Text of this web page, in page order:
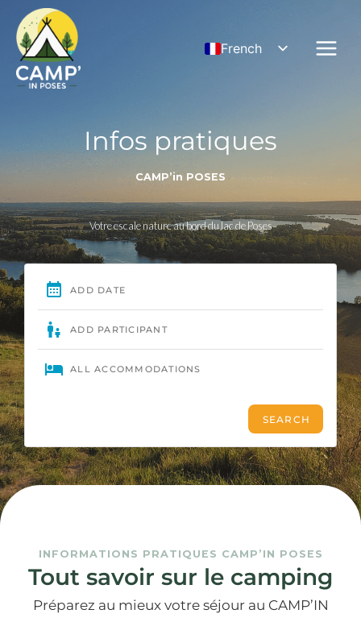
Aller
contenu
French
Infos pratiques
CAMP’in POSES
Votre escale nature au bord du lac de Poses
INFORMATIONS PRATIQUES CAMP’IN POSES
Tout savoir sur le camping
Préparez au mieux votre séjour au CAMP’IN